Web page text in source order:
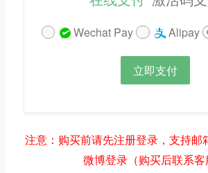
Wechat Pay Alipay
立即支付
注意：购买前请先注册登录，支持邮
微博登录（购买后联系客